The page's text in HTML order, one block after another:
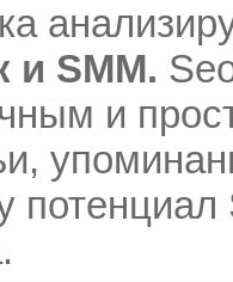
и SMM.
и